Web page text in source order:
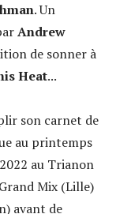
. Un
Andrew
de sonner à
Heat...
son carnet de
au printemps
au Trianon
Mix (Lille)
avant de